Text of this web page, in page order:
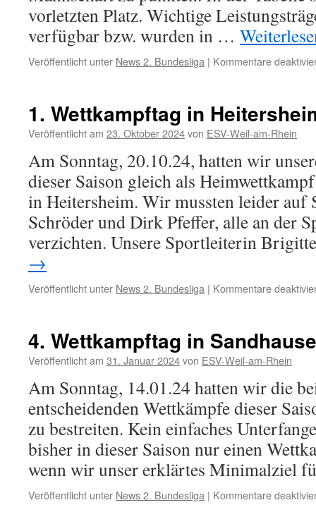
vorletzten Platz. Wichtige
verfügbar bzw. wurden in …
Veröffentlicht unter News 2. Bundesliga | Kommentare
1. Wettkampftag in
Veröffentlicht am 23. Oktober 2024von ESV-Weil-am-Rhein
Am Sonntag, 20.10.24, hatten wir
dieser Saison gleich als
in Heitersheim. Wir mussten leider auf
Schröder und Dirk Pfeffer, alle an der
verzichten. Unsere Sportleiterin
→
Veröffentlicht unter News 2. Bundesliga | Kommentare
4. Wettkampftag in
Veröffentlicht am 31. Januar 2024von ESV-Weil-am-Rhein
Am Sonntag, 14.01.24 hatten wir die
entscheidenden Wettkämpfe dieser
zu bestreiten. Kein einfaches
bisher in dieser Saison nur einen
wenn wir unser erklärtes Minimalziel
Veröffentlicht unter News 2. Bundesliga | Kommentare